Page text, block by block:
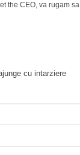
the CEO, va rugam sa
cu intarziere